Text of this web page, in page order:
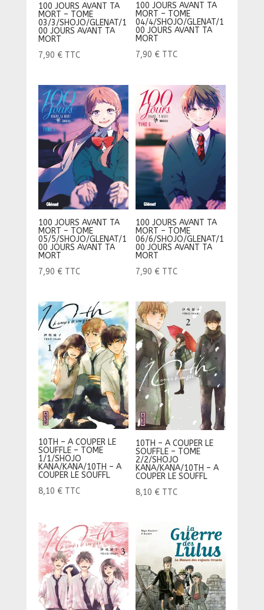
100 JOURS AVANT TA
MORT – TOME
03/3/SHOJO/GLENAT/1
00 JOURS AVANT TA
MORT
7,90 € TTC
100 JOURS AVANT TA
MORT – TOME
04/4/SHOJO/GLENAT/1
00 JOURS AVANT TA
MORT
7,90 € TTC
100 JOURS AVANT TA
MORT – TOME
05/5/SHOJO/GLENAT/1
00 JOURS AVANT TA
MORT
7,90 € TTC
100 JOURS AVANT TA
MORT – TOME
06/6/SHOJO/GLENAT/1
00 JOURS AVANT TA
MORT
7,90 € TTC
10TH – A COUPER LE
SOUFFLE – TOME
1/1/SHOJO
KANA/KANA/10TH – A
COUPER LE SOUFFL
8,10 € TTC
10TH – A COUPER LE
SOUFFLE – TOME
2/2/SHOJO
KANA/KANA/10TH – A
COUPER LE SOUFFL
8,10 € TTC